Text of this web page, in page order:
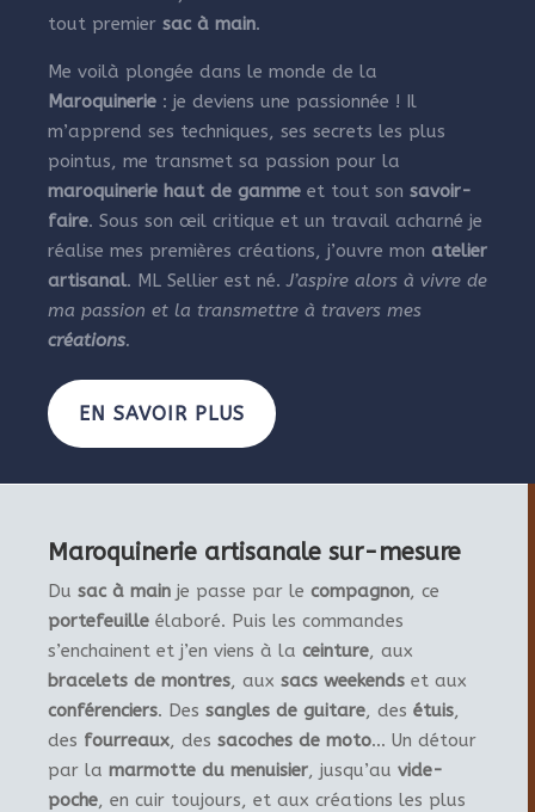
tout premier sac à main.
Me voilà plongée dans le monde de la
Maroquinerie : je deviens une passionnée ! Il
m’apprend ses techniques, ses secrets les plus
pointus, me transmet sa passion pour la
maroquinerie haut de gamme et tout son savoir-
faire. Sous son œil critique et un travail acharné je
réalise mes premières créations, j’ouvre mon atelier
artisanal. ML Sellier est né. J’aspire alors à vivre de
ma passion et la transmettre à travers mes
créations.
EN SAVOIR PLUS
Maroquinerie artisanale sur-mesure
Du sac à main je passe par le compagnon, ce
portefeuille élaboré. Puis les commandes
s’enchainent et j’en viens à la ceinture, aux
bracelets de montres, aux sacs weekends et aux
conférenciers. Des sangles de guitare, des étuis,
des fourreaux, des sacoches de moto… Un détour
par la marmotte du menuisier, jusqu’au vide-
poche, en cuir toujours, et aux créations les plus